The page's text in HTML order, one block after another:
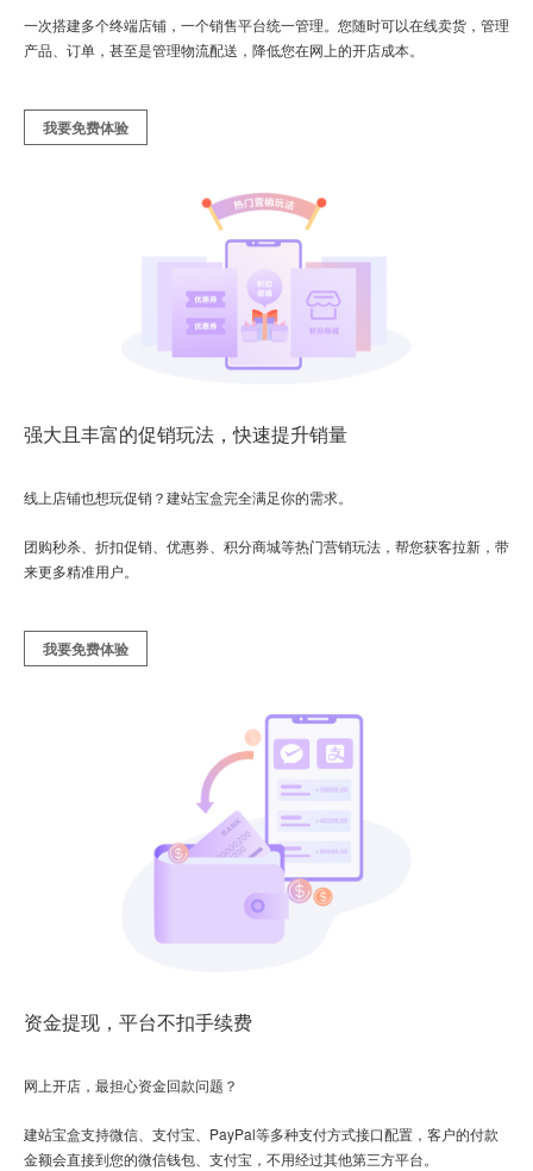
一次搭建多个终端店铺，一个销售平台统一管理。您随时可以在线卖货，管理
产品、订单，甚至是管理物流配送，降低您在网上的开店成本。
我要免费体验
强大且丰富的促销玩法，快速提升销量
线上店铺也想玩促销？建站宝盒完全满足你的需求。
团购秒杀、折扣促销、优惠券、积分商城等热门营销玩法，帮您获客拉新，带
来更多精准用户。
我要免费体验
资金提现，平台不扣手续费
网上开店，最担心资金回款问题？
建站宝盒支持微信、支付宝、PayPal等多种支付方式接口配置，客户的付款
金额会直接到您的微信钱包、支付宝，不用经过其他第三方平台。